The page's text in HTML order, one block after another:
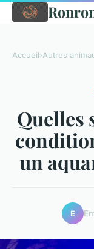
Accueil›Autres
Quelles
un
E